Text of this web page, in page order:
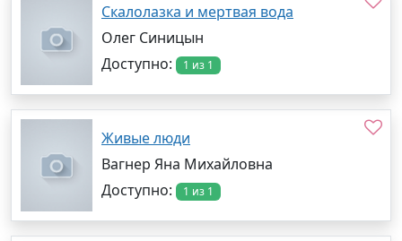
Скалолазка и мертвая вода
Олег Синицын
Доступно:
1 из 1
Живые люди
Вагнер Яна Михайловна
Доступно:
1 из 1